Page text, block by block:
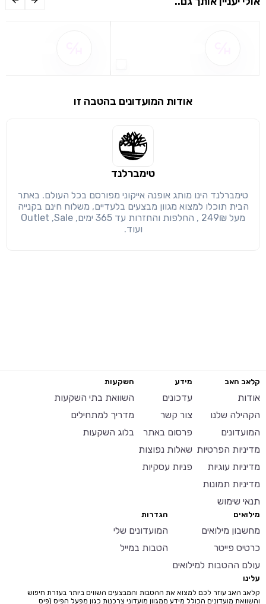
שיתוף
שימו לב!
מימוש הטבה זו ניתן רק לחברי
הבנתי, המשך לאתר
אודות המועדונים בהטבה זו
טימברלנד
טימברלנד הינו מותג אופנה אייקוני מפורסם בכל העולם. באתר
הבית תוכלו למצוא מגוון מבצעים בלעדיים, משלוח חינם בקנייה
מעל 249₪ , החלפות והחזרות עד 365 ימים, Outlet ,Sale
ועוד.
קלאב האב
אודות
הקהילה שלנו
המועדונים
מדיניות הפרטיות
מדיניות עוגיות
מדיניות תמונות
תנאי שימוש
מידע
עדכונים
צור קשר
פרסום באתר
שאלות נפוצות
פניות עסקיות
השקעות
השוואת בתי השקעות
מדריך למתחילים
בלוג השקעות
מילואים
מחשבון מילואים
כרטיס פייטר
עולם ההטבות למילואים
הגדרות
המועדונים שלי
הטבות במייל
עלינו
קלאב האב עוזר לכם למצוא את ההטבות והמבצעים השווים ביותר בעזרת חיפוש
והשוואת מועדונים הכולל מידע ממגוון מועדוני צרכנות כגון מפעל הפיס (פיס